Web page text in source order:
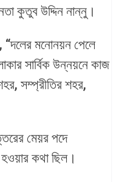
কুতুব উদ্দিন নান্নু।
মনোনয়ন পেলে
সার্বিক উন্নয়নে কাজ
সম্প্রীতির শহর,
মেয়র পদে
কথা ছিল।